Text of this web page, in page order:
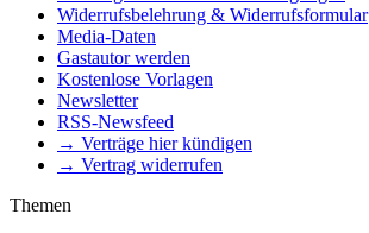
Widerrufsbelehrung & Widerrufsformular
Media-Daten
Gastautor werden
Kostenlose Vorlagen
Newsletter
RSS-Newsfeed
→ Verträge hier kündigen
→ Vertrag widerrufen
Themen